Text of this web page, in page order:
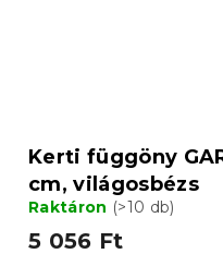
Kerti függöny
cm, világosbézs
Raktáron (>10 db)
5 056 Ft